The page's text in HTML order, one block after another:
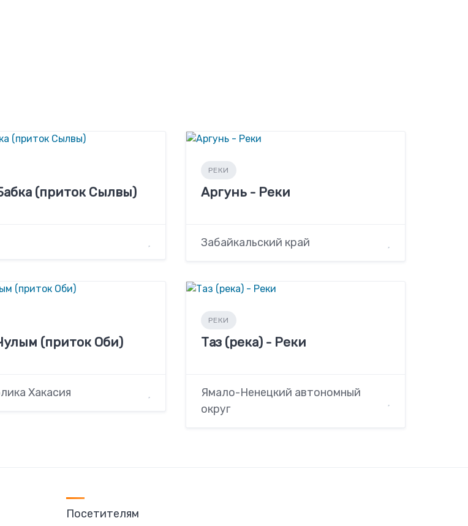
(приток Сылвы)
РЕКИ
Аргунь - Реки
Забайкальский край
(приток Оби)
Хакасия
РЕКИ
Таз (река) - Реки
Ямало-Ненецкий автономный
округ
Посетителям